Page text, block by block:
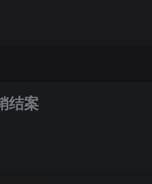
结案